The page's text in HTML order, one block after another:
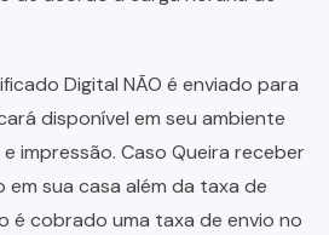
Digital NÃO é enviado para
disponível em seu ambiente
impressão. Caso Queira receber
sua casa além da taxa de
é cobrado uma taxa de envio no